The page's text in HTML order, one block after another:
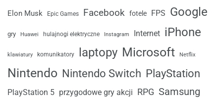
Elon Musk Epic Games Facebook fotele FPS Google
gry Huawei hulajnogi elektryczne Instagram Internet iPhone
klawiatury komunikatory laptopy Microsoft Netflix
Nintendo Nintendo Switch PlayStation
PlayStation 5 przygodowe gry akcji RPG Samsung